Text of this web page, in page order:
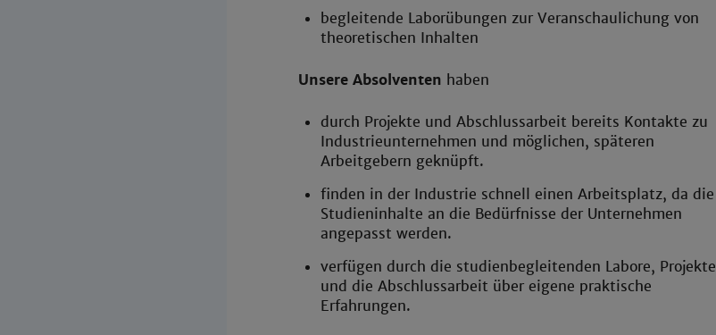
begleitende Laborübungen zur Veranschaulichung von
theoretischen Inhalten
Unsere Absolventen haben
durch Projekte und Abschlussarbeit bereits Kontakte zu
Industrieunternehmen und möglichen, späteren
Arbeitgebern geknüpft.
finden in der Industrie schnell einen Arbeitsplatz, da die
Studieninhalte an die Bedürfnisse der Unternehmen
angepasst werden.
verfügen durch die studienbegleitenden Labore, Projekte
und die Abschlussarbeit über eigene praktische
Erfahrungen.